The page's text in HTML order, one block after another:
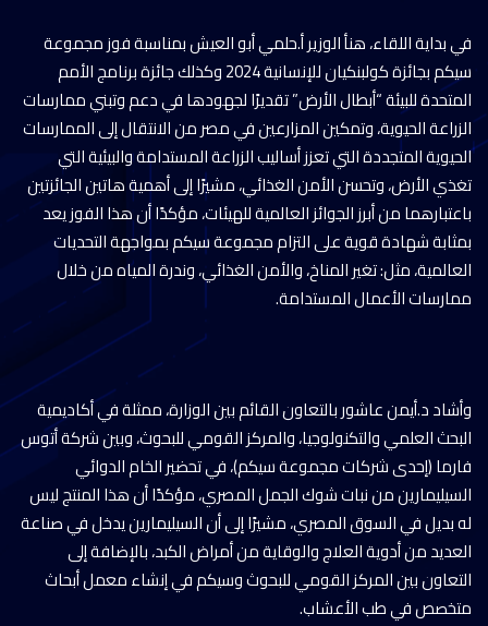
في بداية اللقاء، هنأ الوزير أ.حلمي أبو العيش بمناسبة فوز مجموعة
سيكم بجائزة كولبنكيان للإنسانية 2024 وكذلك جائزة برنامج الأمم
المتحدة للبيئة “أبطال الأرض” تقديرًا لجهودها في دعم وتبني ممارسات
الزراعة الحيوية، وتمكين المزارعين في مصر من الانتقال إلى الممارسات
الحيوية المتجددة التي تعزز أساليب الزراعة المستدامة والبيئية التي
تغذي الأرض، وتحسن الأمن الغذائي، مشيرًا إلى أهمية هاتين الجائزتين
باعتبارهما من أبرز الجوائز العالمية للهيئات، مؤكدًا أن هذا الفوز يعد
بمثابة شهادة قوية على التزام مجموعة سيكم بمواجهة التحديات
العالمية، مثل: تغير المناخ، والأمن الغذائي، وندرة المياه من خلال
ممارسات الأعمال المستدامة.
وأشاد د.أيمن عاشور بالتعاون القائم بين الوزارة، ممثلة في أكاديمية
البحث العلمي والتكنولوجيا، والمركز القومي للبحوث، وبين شركة أتوس
فارما (إحدى شركات مجموعة سيكم)، في تحضير الخام الدوائي
السيليمارين من نبات شوك الجمل المصري، مؤكدًا أن هذا المنتج ليس
له بديل في السوق المصري، مشيرًا إلى أن السيليمارين يدخل في صناعة
العديد من أدوية العلاج والوقاية من أمراض الكبد، بالإضافة إلى
التعاون بين المركز القومي للبحوث وسيكم في إنشاء معمل أبحاث
متخصص في طب الأعشاب.